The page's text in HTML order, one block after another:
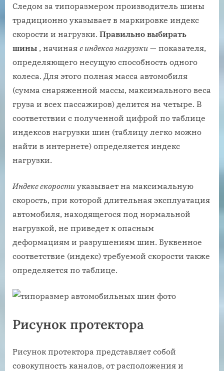
Следом за типоразмером производитель шины
традиционно указывает в маркировке индекс
скорости и нагрузки. Правильно выбирать
шины , начиная с индекса нагрузки — показателя,
определяющего несущую способность одного
колеса. Для этого полная масса автомобиля
(сумма снаряженной массы, максимального веса
груза и всех пассажиров) делится на четыре. В
соответствии с полученной цифрой по таблице
индексов нагрузки шин (таблицу легко можно
найти в интернете) определяется индекс
нагрузки.
Индекс скорости указывает на максимальную
скорость, при которой длительная эксплуатация
автомобиля, находящегося под нормальной
нагрузкой, не приведет к опасным
деформациям и разрушениям шин. Буквенное
соответствие (индекс) требуемой скорости также
определяется по таблице.
Рисунок протектора
Рисунок протектора представляет собой
совокупность каналов, от расположения и